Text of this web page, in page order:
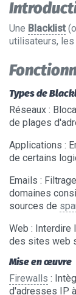
Une Blacklist
utilisateurs,
Types de
Réseaux :
de plages
Applications :
de certains
Emails :
domaines
sources de
Web : Interdire
des sites web
Mise en œuvre
Firewalls :
d'adresses IP